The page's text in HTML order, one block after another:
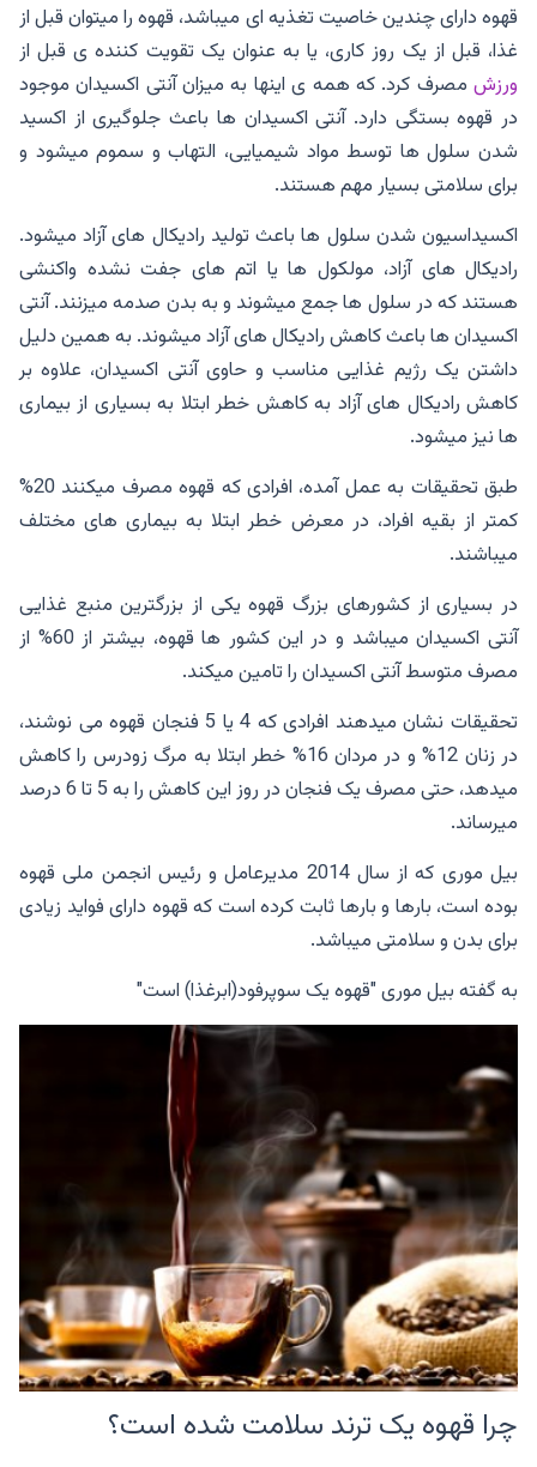
قهوه دارای چندین خاصیت تغذیه ای میباشد، قهوه را میتوان قبل از
غذا، قبل از یک روز کاری، یا به عنوان یک تقویت کننده ی قبل از
ورزش مصرف کرد. که همه ی اینها به میزان آنتی اکسیدان موجود
در قهوه بستگی دارد. آنتی اکسیدان ها باعث جلوگیری از اکسید
شدن سلول ها توسط مواد شیمیایی، التهاب و سموم میشود و
برای سلامتی بسیار مهم هستند.
اکسیداسیون شدن سلول ها باعث تولید رادیکال های آزاد میشود.
رادیکال های آزاد، مولکول ها یا اتم های جفت نشده واکنشی
هستند که در سلول ها جمع میشوند و به بدن صدمه میزنند. آنتی
اکسیدان ها باعث کاهش رادیکال های آزاد میشوند. به همین دلیل
داشتن یک رژیم غذایی مناسب و حاوی آنتی اکسیدان، علاوه بر
کاهش رادیکال های آزاد به کاهش خطر ابتلا به بسیاری از بیماری
ها نیز میشود.
طبق تحقیقات به عمل آمده، افرادی که قهوه مصرف میکنند 20%
کمتر از بقیه افراد، در معرض خطر ابتلا به بیماری های مختلف
میباشند.
در بسیاری از کشورهای بزرگ قهوه یکی از بزرگترین منبع غذایی
آنتی اکسیدان میباشد و در این کشور ها قهوه، بیشتر از 60% از
مصرف متوسط آنتی اکسیدان را تامین میکند.
تحقیقات نشان میدهند افرادی که 4 یا 5 فنجان قهوه می نوشند،
در زنان 12% و در مردان 16% خطر ابتلا به مرگ زودرس را کاهش
میدهد، حتی مصرف یک فنجان در روز این کاهش را به 5 تا 6 درصد
میرساند.
بیل موری که از سال 2014 مدیرعامل و رئیس انجمن ملی قهوه
بوده است، بارها و بارها ثابت کرده است که قهوه دارای فواید زیادی
برای بدن و سلامتی میباشد.
به گفته بیل موری "قهوه یک سوپرفود(ابرغذا) است"
چرا قهوه یک ترند سلامت شده است؟